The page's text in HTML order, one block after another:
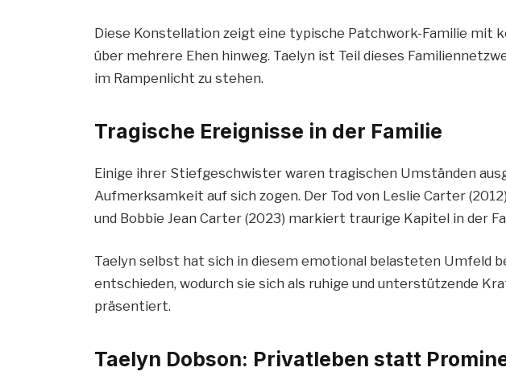
Diese Konstellation zeigt eine typische Patchwork-Familie mit
über mehrere Ehen hinweg. Taelyn ist Teil dieses
im Rampenlicht zu stehen.
Tragische Ereignisse in der Familie
Einige ihrer Stiefgeschwister waren tragischen Umständen
Aufmerksamkeit auf sich zogen. Der Tod von Leslie Carter
und Bobbie Jean Carter (2023) markiert traurige Kapitel in der
Taelyn selbst hat sich in diesem emotional belasteten Umfeld
entschieden, wodurch sie sich als ruhige und unterstützende
präsentiert.
Taelyn Dobson: Privatleben statt